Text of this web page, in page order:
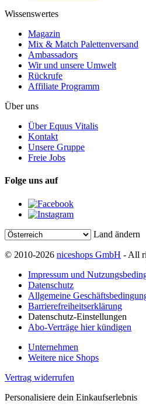
Wissenswertes
Magazin
Mix & Match Palettenversand
Ambassadors
Wir und unsere Umwelt
Rückrufe
Affiliate Programm
Über uns
Über Equus Vitalis
Kontakt
Unsere Gruppe
Freie Jobs
Folge uns auf
Land ändern
© 2010-2026 niceshops GmbH - All
Impressum und
Datenschutz
Allgemeine
Barrierefreiheitserklärung
Datenschutz-Einstellungen
Abo-Verträge hier kündigen
Unternehmen
Weitere nice Shops
Vertrag widerrufen
Personalisiere dein Einkaufserlebnis